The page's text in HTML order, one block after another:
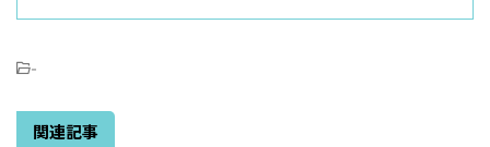
-
関連記事